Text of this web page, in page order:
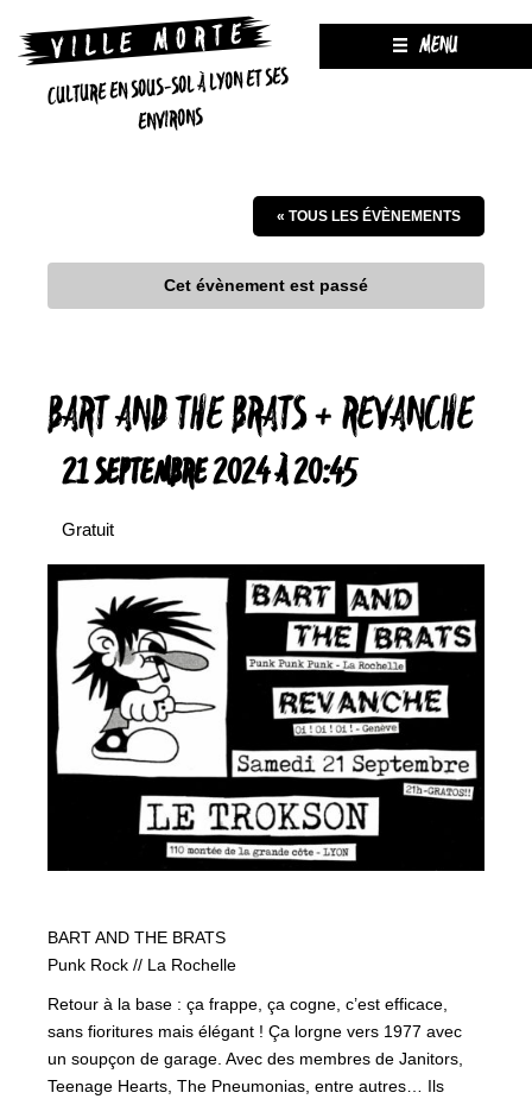
CULTURE EN SOUS-SOL À LYON ET SES
ENVIRONS
MENU
« TOUS LES ÉVÈNEMENTS
Cet évènement est passé
BART AND THE BRATS + REVANCHE
21 SEPTEMBRE 2024 À 20:45
Gratuit
BART AND THE BRATS
Punk Rock // La Rochelle
Retour à la base : ça frappe, ça cogne, c’est efficace,
sans fioritures mais élégant ! Ça lorgne vers 1977 avec
un soupçon de garage. Avec des membres de Janitors,
Teenage Hearts, The Pneumonias, entre autres… Ils